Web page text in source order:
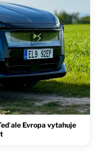
ale Evropa vytahuje